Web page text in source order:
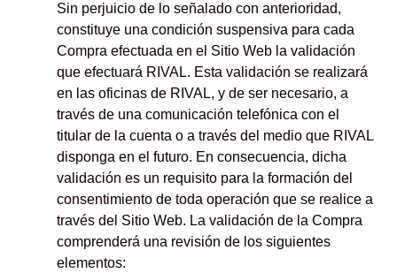
Sin perjuicio de lo señalado con anterioridad,
constituye una condición suspensiva para cada
Compra efectuada en el Sitio Web la validación
que efectuará RIVAL. Esta validación se realizará
en las oficinas de RIVAL, y de ser necesario, a
través de una comunicación telefónica con el
titular de la cuenta o a través del medio que RIVAL
disponga en el futuro. En consecuencia, dicha
validación es un requisito para la formación del
consentimiento de toda operación que se realice a
través del Sitio Web. La validación de la Compra
comprenderá una revisión de los siguientes
elementos: